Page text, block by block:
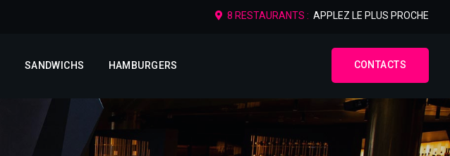
8 RESTAURANTS : APPLEZ LE PLUS PROCHE
SANDWICHS HAMBURGERS CONTACTS